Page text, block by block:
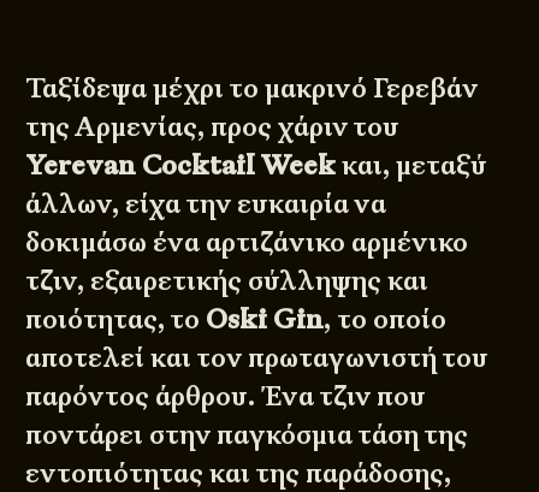
Ταξίδεψα μέχρι το μακρινό Γερεβάν
της Αρμενίας, προς χάριν του
Yerevan Cocktail Weekκαι, μεταξύ
άλλων, είχα την ευκαιρία να
δοκιμάσω ένα αρτιζάνικο αρμένικο
τζιν, εξαιρετικής σύλληψης και
ποιότητας, το Oski Gin, το οποίο
αποτελεί και τον πρωταγωνιστή του
παρόντος άρθρου. Ένα τζιν που
ποντάρει στην παγκόσμια τάση της
εντοπιότητας και της παράδοσης,